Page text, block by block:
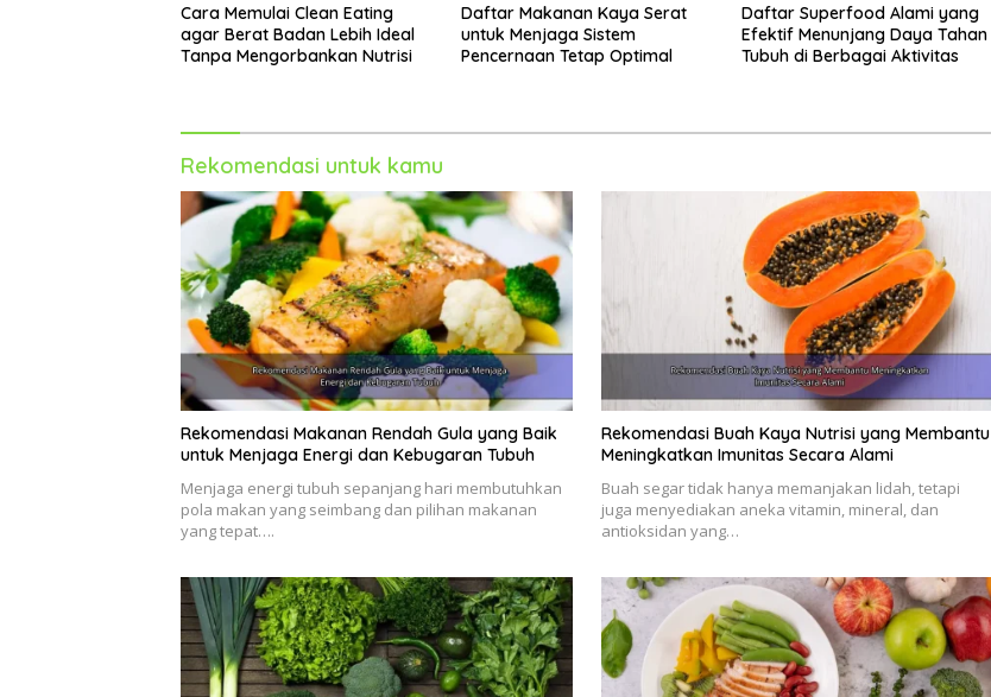
Cara Memulai Clean Eating
agar Berat Badan Lebih Ideal
Tanpa Mengorbankan Nutrisi
Daftar Makanan Kaya Serat
untuk Menjaga Sistem
Pencernaan Tetap Optimal
Daftar Superfood Alami yang
Efektif Menunjang Daya Tahan
Tubuh di Berbagai Aktivitas
Rekomendasi untuk kamu
Rekomendasi Makanan Rendah Gula yang Baik
untuk Menjaga Energi dan Kebugaran Tubuh
Menjaga energi tubuh sepanjang hari membutuhkan
pola makan yang seimbang dan pilihan makanan
yang tepat….
Rekomendasi Buah Kaya Nutrisi yang Membantu
Meningkatkan Imunitas Secara Alami
Buah segar tidak hanya memanjakan lidah, tetapi
juga menyediakan aneka vitamin, mineral, dan
antioksidan yang…